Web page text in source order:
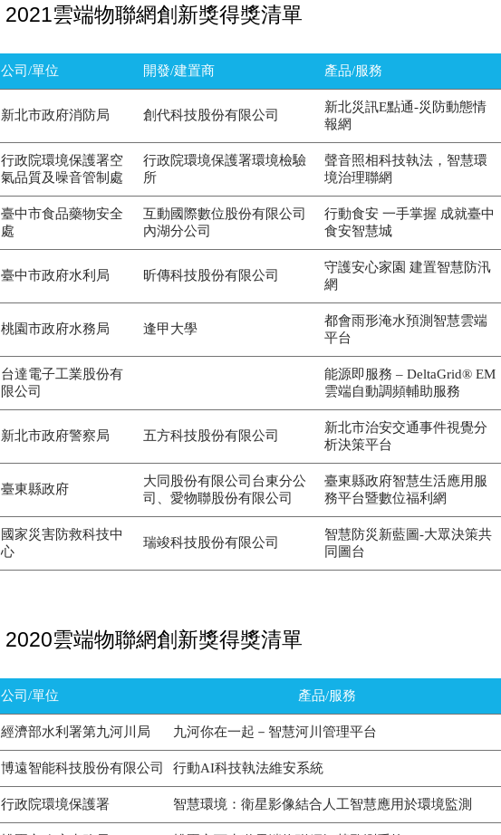
2021雲端物聯網創新獎得獎清單
公司/單位 開發/建置商 產品/服務
新北市政府消防局 創代科技股份有限公司
新北災訊E點通-災防動態情
報網
行政院環境保護署空
氣品質及噪音管制處
行政院環境保護署環境檢驗
所
聲音照相科技執法，智慧環
境治理聯網
臺中市食品藥物安全
處
互動國際數位股份有限公司
內湖分公司
行動食安 一手掌握 成就臺中
食安智慧城
臺中市政府水利局 昕傳科技股份有限公司
守護安心家園 建置智慧防汛
網
桃園市政府水務局 逢甲大學
都會雨形淹水預測智慧雲端
平台
台達電子工業股份有
限公司
能源即服務 – DeltaGrid® EM
雲端自動調頻輔助服務
新北市政府警察局 五方科技股份有限公司
新北市治安交通事件視覺分
析決策平台
臺東縣政府
大同股份有限公司台東分公
司、愛物聯股份有限公司
臺東縣政府智慧生活應用服
務平台暨數位福利網
國家災害防救科技中
心
瑞竣科技股份有限公司
智慧防災新藍圖-大眾決策共
同圖台
2020雲端物聯網創新獎得獎清單
公司/單位 產品/服務
經濟部水利署第九河川局 九河你在一起－智慧河川管理平台
博遠智能科技股份有限公司 行動AI科技執法維安系統
行政院環境保護署 智慧環境：衛星影像結合人工智慧應用於環境監測